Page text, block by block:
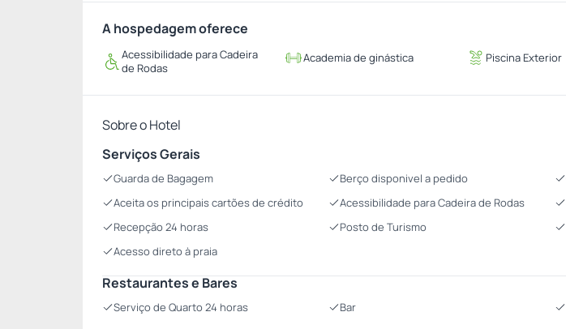
A hospedagem oferece
Acessibilidade para Cadeira
de Rodas
Academia de ginástica Piscina Exterior
Sobre o Hotel
Serviços Gerais
Guarda de Bagagem Berço disponivel a pedido
Aceita os principais cartões de crédito
Acessibilidade para Cadeira de Rodas
Recepção 24 horas
Posto de Turismo
Acesso direto à praia
Restaurantes e Bares
Serviço de Quarto 24 horas Bar